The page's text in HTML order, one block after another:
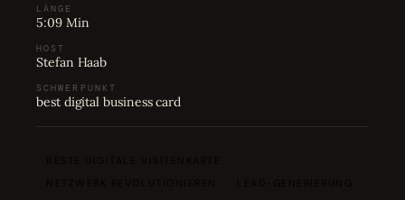
LÄNGE
5:09 Min
HOST
Stefan Haab
SCHWERPUNKT
best digital business card